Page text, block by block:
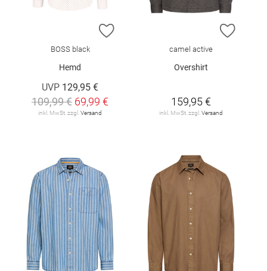
ZUR WUNSCHLISTE HINZUFÜGEN
BOSS black
Hemd
UVP 129,95 €
109,99 € 69,99 €
inkl. MwSt. zzgl. Versand
ZUR
camel active
Overshirt
159,95 €
inkl. MwSt. zzgl. Versand